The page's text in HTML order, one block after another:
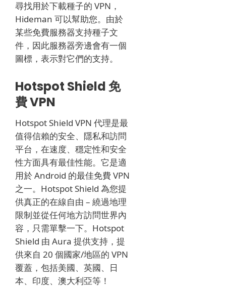
尋找用於下載種子的 VPN，
Hideman 可以幫助您。 由於
某些免費服務器支持種子文
件，因此服務器旁邊會有一個
圖標，表示對它們的支持。
Hotspot Shield 免
費 VPN
Hotspot Shield VPN 代理是最
值得信賴的安全、隱私和訪問
平台，在速度、穩定性和安全
性方面具有最佳性能。 它是適
用於 Android 的最佳免費 VPN
之一。 Hotspot Shield 為您提
供真正的在線自由 – 繞過地理
限制並從任何地方訪問世界內
容，只需單擊一下。 Hotspot
Shield 由 Aura 提供支持，提
供來自 20 個國家/地區的 VPN
覆蓋，包括美國、英國、日
本、印度、澳大利亞等！